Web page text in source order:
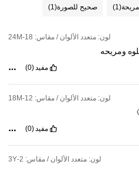
(1) صحيح للصورة(1)
لون: متعدد الألوان / مقاس: 18-24M
ومريحه
مفيد(0)
لون: متعدد الألوان / مقاس: 12-18M
مفيد(0)
لون: متعدد الألوان / مقاس: 2-3Y